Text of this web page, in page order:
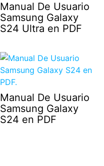
Manual De Usuario
Samsung Galaxy
S24 Ultra en PDF
Manual De Usuario
Samsung Galaxy
S24 en PDF